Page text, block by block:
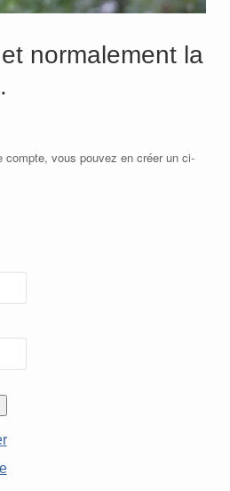
normalement la
vous pouvez en créer un ci-